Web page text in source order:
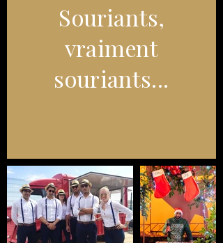
Souriants,
vraiment
souriants...